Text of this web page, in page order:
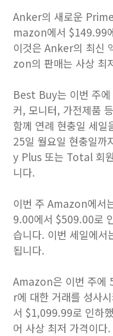
Anker의 새로운
mazon에서 $149.99
이것은 Anker의 최신
zon의 판매는 사상 최
Best Buy는 이번 주
커, 모니터, 가전제품
함께 연례 현충일 세일
25일 월요일 현충일
y Plus 또는 Total 회
니다.
이번 주 Amazon에서
9.00에서 $509.00로
습니다. 이번 세일에서
됩니다.
Amazon은 이번 주에
r에 대한 거래를 성사
서 $1,099.99로 인하
어 사상 최저 가격이다.